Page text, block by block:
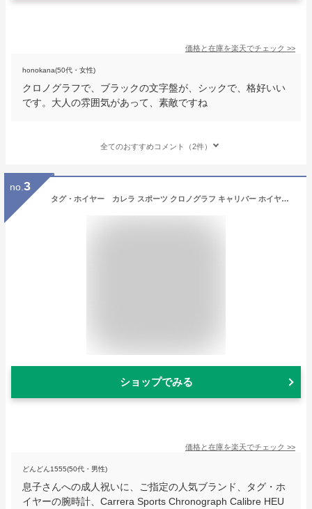
価格と在庫を楽天でチェック >>
honokana(50代・女性)
クロノグラフで、ブラックの文字盤が、シックで、格好いい
です。大人の雰囲気があって、素敵ですね
全てのおすすめコメント（2件）
no. 3
タグ・ホイヤー カレラ スポーツ クロノグラフ キャリバー ホイヤー02 Ref.CBN2A5A.FC6481 新品 ブラック （TAG HEUER Carrera Sports Chronograph Calibre HEUER02）【楽ギフ_包装】
ショップでみる
価格と在庫を楽天でチェック >>
どんどん1555(50代・男性)
息子さんへの成人祝いに、ご指定の人気ブランド、タグ・ホ
イヤーの腕時計、Carrera Sports Chronograph Calibre HEU